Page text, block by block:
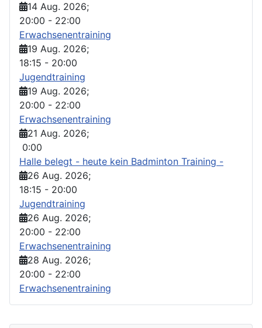
14 Aug. 2026;
20:00 - 22:00
Erwachsenentraining
19 Aug. 2026;
18:15 - 20:00
Jugendtraining
19 Aug. 2026;
20:00 - 22:00
Erwachsenentraining
21 Aug. 2026;
0:00
Halle belegt - heute kein Badminton Training -
26 Aug. 2026;
18:15 - 20:00
Jugendtraining
26 Aug. 2026;
20:00 - 22:00
Erwachsenentraining
28 Aug. 2026;
20:00 - 22:00
Erwachsenentraining